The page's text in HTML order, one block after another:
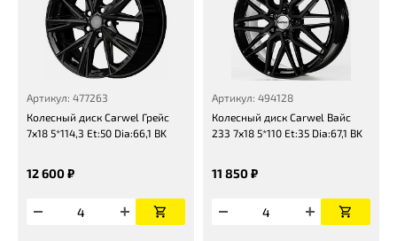
Артикул: 477263
Колесный диск Carwel Грейс
7x18 5*114,3 Et:50 Dia:66,1 BK
12 600 ₽
Артикул: 494128
Колесный диск Carwel Вайс
233 7x18 5*110 Et:35 Dia:67,1 BK
11 850 ₽